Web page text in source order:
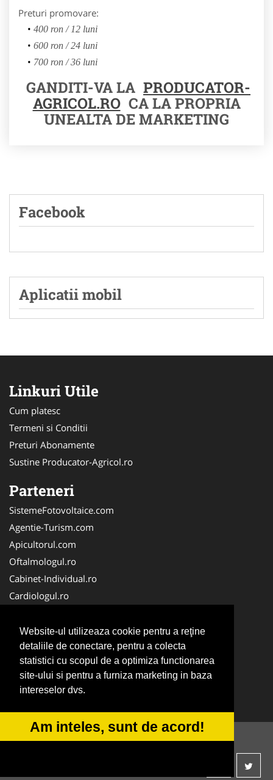
Website-ul utilizeaza cookie pentru a reţine
detaliile de conectare, pentru a colecta
statistici cu scopul de a optimiza functionarea
site-ului si pentru a furniza marketing in baza
intereselor dvs.
Am inteles, sunt de acord!
Preturi promovare:
400 ron / 12 luni
600 ron / 24 luni
700 ron / 36 luni
GANDITI-VA LA PRODUCATOR-
AGRICOL.RO CA LA PROPRIA
UNEALTA DE MARKETING
Facebook
Aplicatii mobil
Linkuri Utile
Cum platesc
Termeni si Conditii
Preturi Abonamente
Sustine Producator-Agricol.ro
Parteneri
SistemeFotovoltaice.com
Agentie-Turism.com
Apicultorul.com
Oftalmologul.ro
Cabinet-Individual.ro
Cardiologul.ro
CramaVinuri.ro
Centru-Copiere.ro
CentruInchirieri.ro
Medic-Bun.com
© 2014-2026 -ANPC SOL